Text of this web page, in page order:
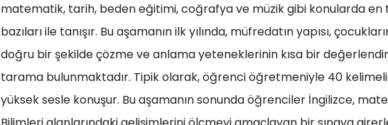
matematik, tarih, beden eğitimi, coğrafya ve müzik gibi konularda
bazıları ile tanışır. Bu aşamanın ilk yılında, müfredatın yapısı,
doğru bir şekilde çözme ve anlama yeteneklerinin kısa bir
tarama bulunmaktadır. Tipik olarak, öğrenci öğretmeniyle 40
yüksek sesle konuşur. Bu aşamanın sonunda öğrenciler İngilizce,